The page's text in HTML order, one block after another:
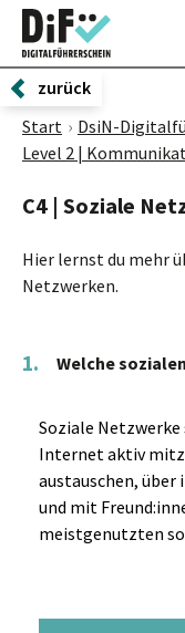
zurück
Start
DsiN-
Level 2 |
C4 | Soziale
Hier lernst du mehr
Netzwerken.
1. Welche
Soziale
Internet aktiv
austauschen,
und mit
meistgenutzten